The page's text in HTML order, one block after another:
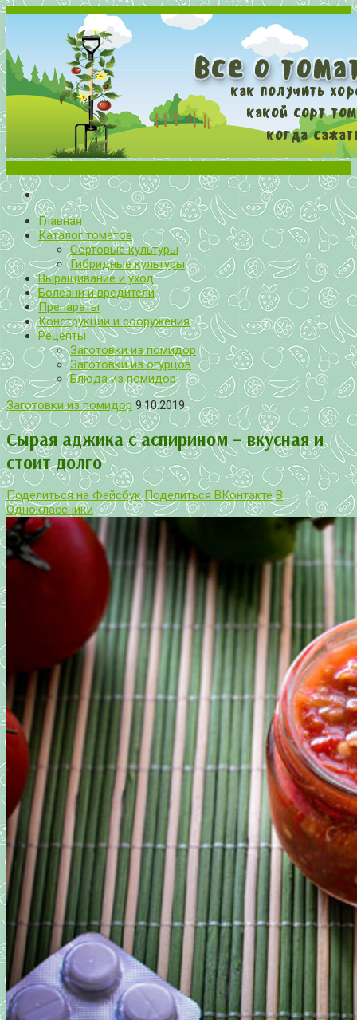
Все о томатах. Выращивание томатов. Сорта и рассада.
Выращивание и уход за томатами
Главная
Каталог томатов
Сортовые культуры
Гибридные культуры
Выращивание и уход
Болезни и вредители
Препараты
Конструкции и сооружения
Рецепты
Заготовки из помидор
Заготовки из огурцов
Блюда из помидор
Заготовки из помидор 9.10.2019
Сырая аджика с аспирином – вкусная и
стоит долго
Поделиться на Фейсбук Поделиться ВКонтакте В
Одноклассники